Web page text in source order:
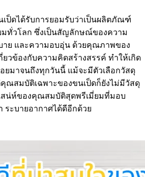
ป็ดได้รับการยอมรับว่าเป็นผลิตภัณฑ์
มทั่วโลก ซึ่งเป็นสัญลักษณ์ของความ
าย และความอบอุ่น ด้วยคุณภาพของ
วข้องกับความคิดสร้างสรรค์ ทำให้เกิด
มาจนถึงทุกวันนี้ แม้จะมีตัวเลือกวัสดุ
ณสมบัติเฉพาะของขนเป็ดก็ยังไม่มีวัสดุ
สน่ห์ของคุณสมบัติสุดพรีเมี่ยมที่มอบ
ระบายอากาศได้ดีอีกด้วย